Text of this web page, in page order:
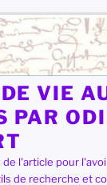
VIE
PAR
l'article pour
de recherche et